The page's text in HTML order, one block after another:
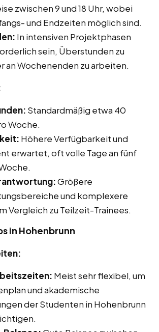
zwischen 9 und 18 Uhr, wobei
und Endzeiten möglich sind.
In intensiven Projektphasen
sein, Überstunden zu
an Wochenenden zu arbeiten.
Standardmäßig etwa 40
Woche.
Höhere Verfügbarkeit und
erwartet, oft volle Tage an fünf
Größere
und komplexere
Vergleich zu Teilzeit-Trainees.
in Hohenbrunn
Meist sehr flexibel, um
und akademische
der Studenten in Hohenbrunn